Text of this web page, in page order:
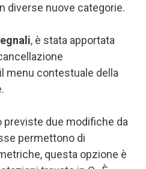
diverse nuove categorie.
, è stata apportata
menu contestuale della
previste due modifiche da
permettono di
questa opzione è